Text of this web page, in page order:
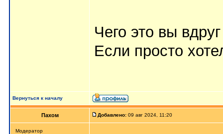
Чего это вы
Если просто
Вернуться к началу
Пахом Добавлено: 09 авг 2024, 11:20
Мoдератор